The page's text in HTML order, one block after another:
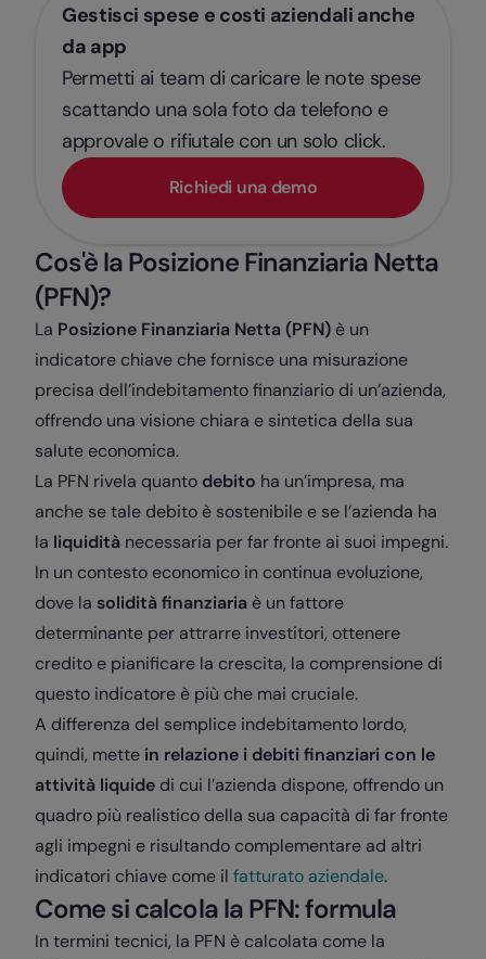
Gestisci spese e costi aziendali anche
da app
Permetti ai team di caricare le note spese
scattando una sola foto da telefono e
approvale o rifiutale con un solo click.
Richiedi una demo
Cos'è la Posizione Finanziaria Netta
(PFN)?
La Posizione Finanziaria Netta (PFN) è un
indicatore chiave che fornisce una misurazione
precisa dell’indebitamento finanziario di un’azienda,
offrendo una visione chiara e sintetica della sua
salute economica.
La PFN rivela quanto debito ha un’impresa, ma
anche se tale debito è sostenibile e se l’azienda ha
la liquidità necessaria per far fronte ai suoi impegni.
In un contesto economico in continua evoluzione,
dove la solidità finanziaria è un fattore
determinante per attrarre investitori, ottenere
credito e pianificare la crescita, la comprensione di
questo indicatore è più che mai cruciale.
A differenza del semplice indebitamento lordo,
quindi, mette in relazione i debiti finanziari con le
attività liquide di cui l’azienda dispone, offrendo un
quadro più realistico della sua capacità di far fronte
agli impegni e risultando complementare ad altri
indicatori chiave come il fatturato aziendale.
Come si calcola la PFN: formula
In termini tecnici, la PFN è calcolata come la